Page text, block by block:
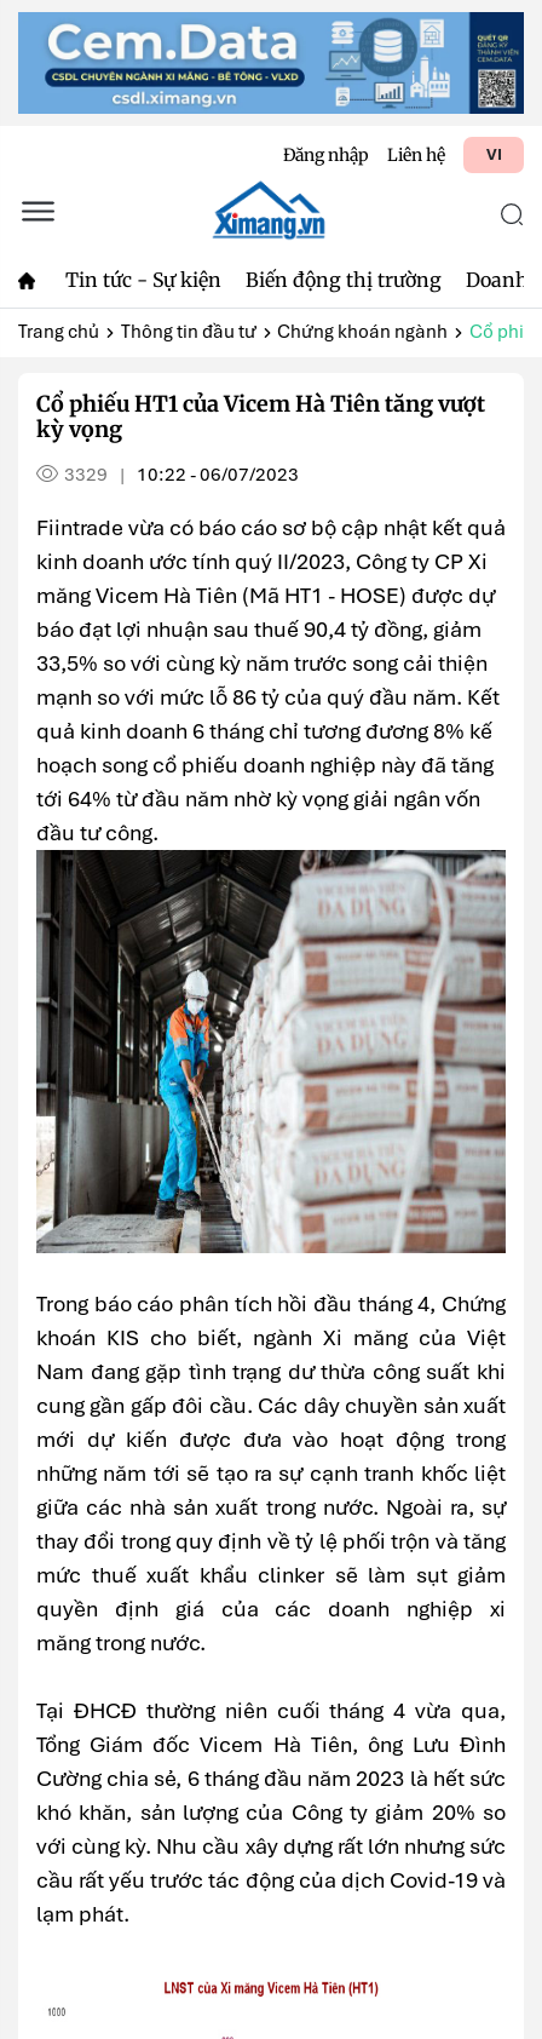
Đăng nhập Liên hệ VI
Tin tức - Sự kiện Biến động thị trường Doanh
Trang chủ Thông tin đầu tư Chứng khoán ngành Cổ
Cổ phiếu HT1 của Vicem Hà Tiên tăng vượt
kỳ vọng
3329 | 10:22 - 06/07/2023
Fiintrade vừa có báo cáo sơ bộ cập nhật kết quả
kinh doanh ước tính quý II/2023, Công ty CP Xi
măng Vicem Hà Tiên (Mã HT1 - HOSE) được dự
báo đạt lợi nhuận sau thuế 90,4 tỷ đồng, giảm
33,5% so với cùng kỳ năm trước song cải thiện
mạnh so với mức lỗ 86 tỷ của quý đầu năm. Kết
quả kinh doanh 6 tháng chỉ tương đương 8% kế
hoạch song cổ phiếu doanh nghiệp này đã tăng
tới 64% từ đầu năm nhờ kỳ vọng giải ngân vốn
đầu tư công.
Trong báo cáo phân tích hồi đầu tháng 4, Chứng
khoán KIS cho biết, ngành Xi măng của Việt
Nam đang gặp tình trạng dư thừa công suất khi
cung gần gấp đôi cầu. Các dây chuyền sản xuất
mới dự kiến được đưa vào hoạt động trong
những năm tới sẽ tạo ra sự cạnh tranh khốc liệt
giữa các nhà sản xuất trong nước. Ngoài ra, sự
thay đổi trong quy định về tỷ lệ phối trộn và tăng
mức thuế xuất khẩu clinker sẽ làm sụt giảm
quyền định giá của các doanh nghiệp xi
măng trong nước.
Tại ĐHCĐ thường niên cuối tháng 4 vừa qua,
Tổng Giám đốc Vicem Hà Tiên, ông Lưu Đình
Cường chia sẻ, 6 tháng đầu năm 2023 là hết sức
khó khăn, sản lượng của Công ty giảm 20% so
với cùng kỳ. Nhu cầu xây dựng rất lớn nhưng sức
cầu rất yếu trước tác động của dịch Covid-19 và
lạm phát.